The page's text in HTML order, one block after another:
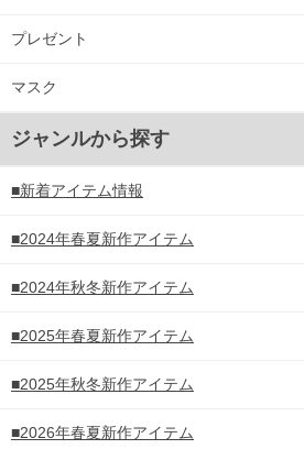
プレゼント
マスク
ジャンルから探す
■新着アイテム情報
■2024年春夏新作アイテム
■2024年秋冬新作アイテム
■2025年春夏新作アイテム
■2025年秋冬新作アイテム
■2026年春夏新作アイテム